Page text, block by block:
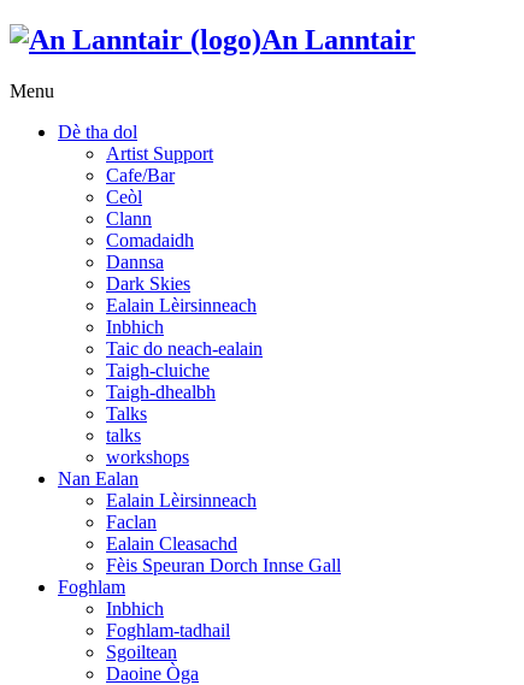
An Lanntair
Menu
Dè tha dol
Artist Support
Cafe/Bar
Ceòl
Clann
Comadaidh
Dannsa
Dark Skies
Ealain Lèirsinneach
Inbhich
Taic do neach-ealain
Taigh-cluiche
Taigh-dhealbh
Talks
talks
workshops
Nan Ealan
Ealain Lèirsinneach
Faclan
Ealain Cleasachd
Fèis Speuran Dorch Innse Gall
Foghlam
Inbhich
Foghlam-tadhail
Sgoiltean
Daoine Òga